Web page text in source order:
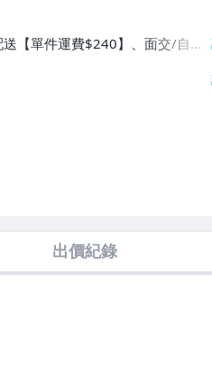
【單件運費$240】、面交/自
出價紀錄